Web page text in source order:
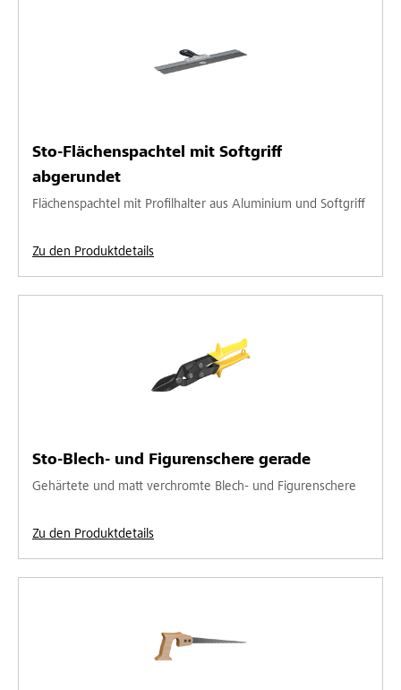
Sto-Flächenspachtel mit Softgriff
abgerundet
Flächenspachtel mit Profilhalter aus Aluminium und Softgriff
Zu den Produktdetails
Sto-Blech- und Figurenschere gerade
Gehärtete und matt verchromte Blech- und Figurenschere
Zu den Produktdetails